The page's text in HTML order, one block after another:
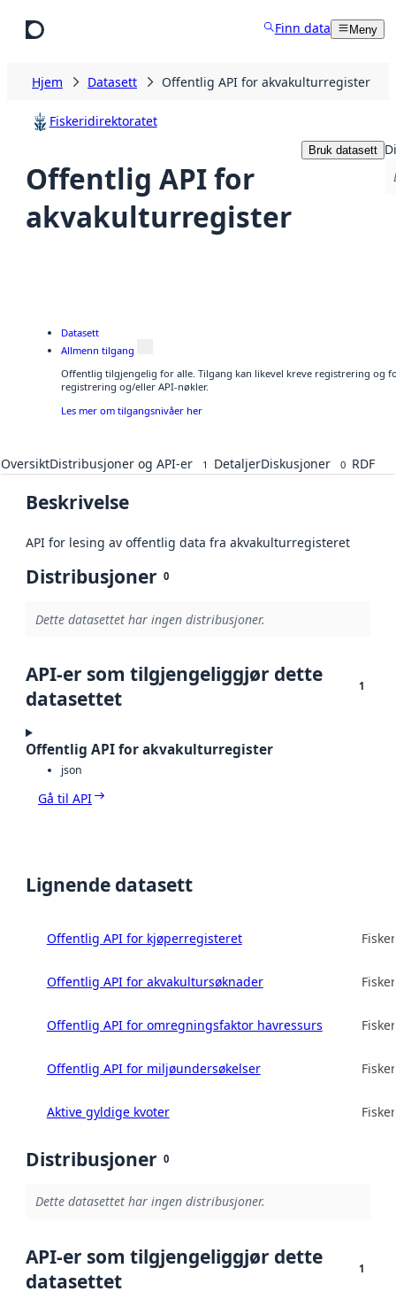
Finn data Meny
Hjem Datasett Offentlig API for akvakulturregister
Fiskeridirektoratet
Offentlig API for
akvakulturregister
Bruk datasett
Datasett
Allmenn tilgang
Offentlig tilgjengelig for alle. Tilgang kan likevel kreve registrering og
registrering og/eller API-nøkler.
Les mer om tilgangsnivåer her
OversiktDistribusjoner og API-er 1 DetaljerDiskusjoner 0 RDF
Beskrivelse
API for lesing av offentlig data fra akvakulturregisteret
Distribusjoner 0
Dette datasettet har ingen distribusjoner.
API-er som tilgjengeliggjør dette
datasettet
1
Offentlig API for akvakulturregister
json
Gå til API
Lignende datasett
Offentlig API for kjøperregisteret
Offentlig API for akvakultursøknader
Offentlig API for omregningsfaktor havressurs
Offentlig API for miljøundersøkelser
Aktive gyldige kvoter
Distribusjoner 0
Dette datasettet har ingen distribusjoner.
API-er som tilgjengeliggjør dette
datasettet
1